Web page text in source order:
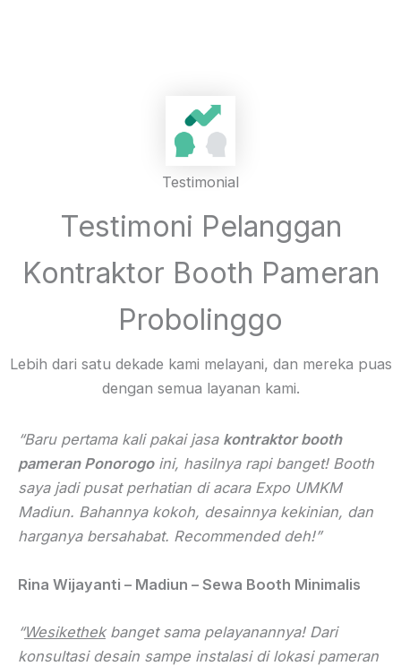
Testimonial
Testimoni Pelanggan
Kontraktor Booth Pameran
Probolinggo
Lebih dari satu dekade kami melayani, dan mereka puas
dengan semua layanan kami.
“Baru pertama kali pakai jasa kontraktor booth
pameran Ponorogoini, hasilnya rapi banget! Booth
saya jadi pusat perhatian di acara Expo UMKM
Madiun. Bahannya kokoh, desainnya kekinian, dan
harganya bersahabat. Recommended deh!”
Rina Wijayanti – Madiun – Sewa Booth Minimalis
“Wesikethekbanget sama pelayanannya! Dari
konsultasi desain sampe instalasi di lokasi pameran